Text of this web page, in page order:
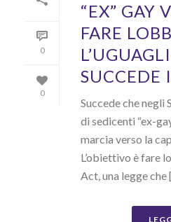
0
0
“EX” GAY
FARE
SUCCEDE
Succede che negli
di sedicenti “ex-
marcia verso la
L’obiettivo è fare
Act, una legge che